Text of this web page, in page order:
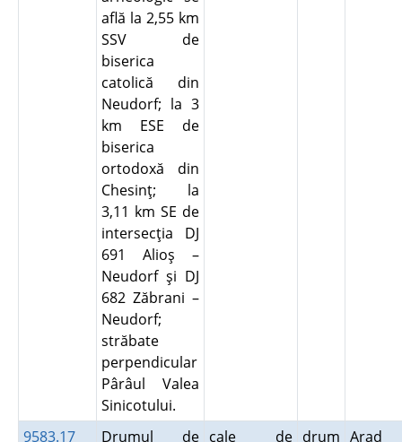
află la 2,55 km
SSV de
biserica
catolică din
Neudorf; la 3
km ESE de
biserica
ortodoxă din
Chesinţ; la
3,11 km SE de
intersecţia DJ
691 Alioş –
Neudorf şi DJ
682 Zăbrani –
Neudorf;
străbate
perpendicular
Pârâul Valea
Sinicotului.
9583.17
Drumul de cale de drum Arad